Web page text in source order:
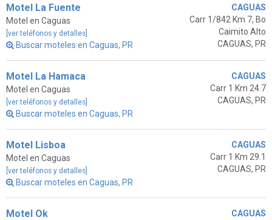
Motel La Fuente
Motel en Caguas
[ver teléfonos y detalles]
Buscar moteles en Caguas, PR
CAGUAS
Carr 1/842 Km 7, Bo
Caimito Alto
CAGUAS, PR
Motel La Hamaca
Motel en Caguas
[ver teléfonos y detalles]
Buscar moteles en Caguas, PR
CAGUAS
Carr 1 Km 24.7
CAGUAS, PR
Motel Lisboa
Motel en Caguas
[ver teléfonos y detalles]
Buscar moteles en Caguas, PR
CAGUAS
Carr 1 Km 29.1
CAGUAS, PR
Motel Ok
CAGUAS